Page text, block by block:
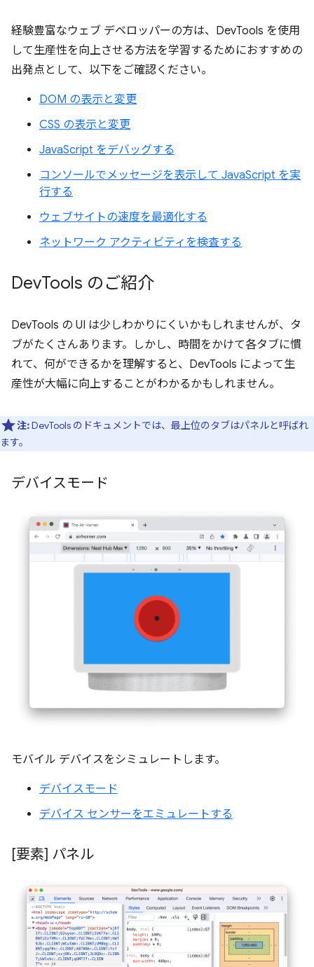
経験豊富なウェブ デベロッパーの方は、DevTools を使用
して生産性を向上させる方法を学習するためにおすすめの
出発点として、以下をご確認ください。
DOM の表示と変更
CSS の表示と変更
JavaScript をデバッグする
コンソールでメッセージを表示して JavaScript を実
行する
ウェブサイトの速度を最適化する
ネットワーク アクティビティを検査する
DevTools のご紹介
DevTools の UI は少しわかりにくいかもしれませんが、タ
ブがたくさんあります。しかし、時間をかけて各タブに慣
れて、何ができるかを理解すると、DevTools によって生
産性が大幅に向上することがわかるかもしれません。
注:DevTools のドキュメントでは、最上位のタブはパネルと呼ばれ
ます。
デバイスモード
モバイル デバイスをシミュレートします。
デバイスモード
デバイス センサーをエミュレートする
[要素] パネル